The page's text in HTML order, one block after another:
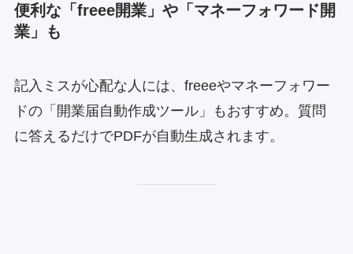
便利な「freee開業」や「マネーフォワード開
業」も
記入ミスが心配な人には、freeeやマネーフォワー
ドの「開業届自動作成ツール」もおすすめ。質問
に答えるだけでPDFが自動生成されます。